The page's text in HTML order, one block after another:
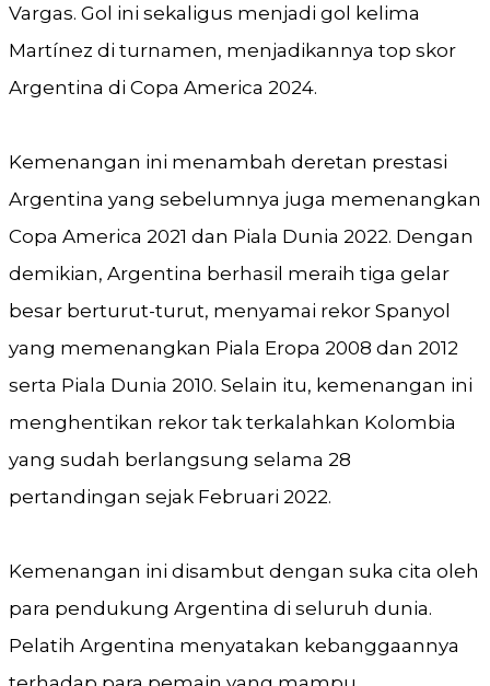
Vargas. Gol ini sekaligus menjadi gol kelima
Martínez di turnamen, menjadikannya top skor
Argentina di Copa America 2024​.
Kemenangan ini menambah deretan prestasi
Argentina yang sebelumnya juga memenangkan
Copa America 2021 dan Piala Dunia 2022. Dengan
demikian, Argentina berhasil meraih tiga gelar
besar berturut-turut, menyamai rekor Spanyol
yang memenangkan Piala Eropa 2008 dan 2012
serta Piala Dunia 2010. Selain itu, kemenangan ini
menghentikan rekor tak terkalahkan Kolombia
yang sudah berlangsung selama 28
pertandingan sejak Februari 2022​​.
Kemenangan ini disambut dengan suka cita oleh
para pendukung Argentina di seluruh dunia.
Pelatih Argentina menyatakan kebanggaannya